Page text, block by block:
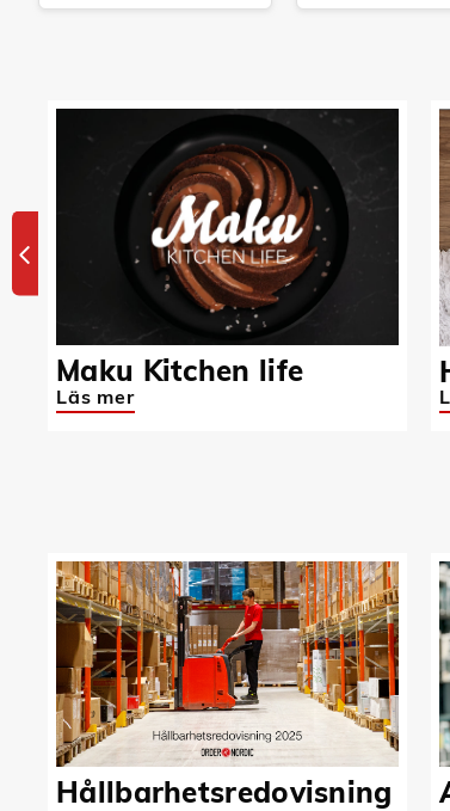
13473
CHVF300
Maku Kitchen life
Läs mer
Hållbarhetsredovisning